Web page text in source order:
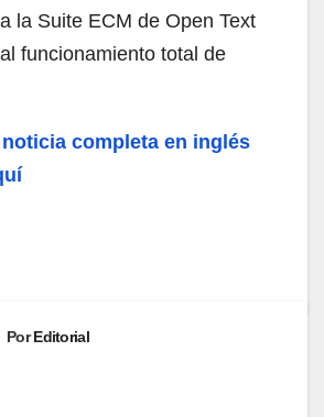
la Suite ECM de Open Text
funcionamiento total de
noticia completa en inglés
PorEditorial